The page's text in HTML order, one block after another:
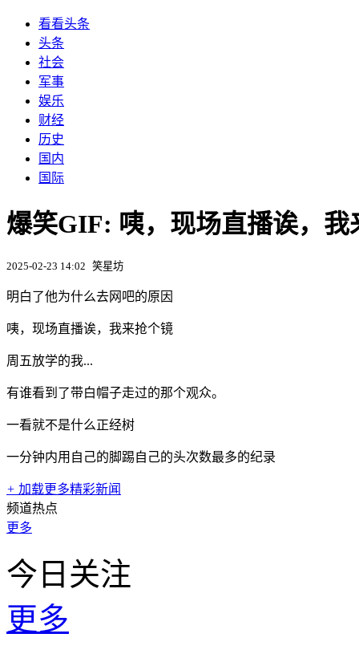
看看头条
头条
社会
军事
娱乐
财经
历史
国内
国际
爆笑GIF: 咦，现场直播诶，我
2025-02-23 14:02 笑星坊
明白了他为什么去网吧的原因
咦，现场直播诶，我来抢个镜
周五放学的我...
有谁看到了带白帽子走过的那个观众。
一看就不是什么正经树
一分钟内用自己的脚踢自己的头次数最多的纪录
+ 加载更多精彩新闻
频道热点
更多
今日关注
更多